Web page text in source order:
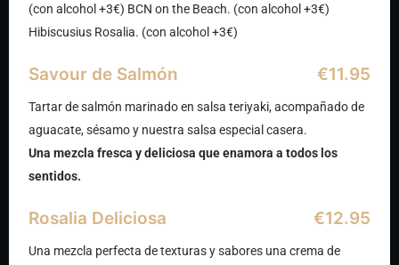
(con alcohol +3€) BCN on the Beach. (con alcohol +3€)
Hibiscusius Rosalia. (con alcohol +3€)
Savour de Salmón €11.95
Tartar de salmón marinado en salsa teriyaki, acompañado de
aguacate, sésamo y nuestra salsa especial casera.
Una mezcla fresca y deliciosa que enamora a todos los
sentidos.
Rosalia Deliciosa €12.95
Una mezcla perfecta de texturas y sabores una crema de